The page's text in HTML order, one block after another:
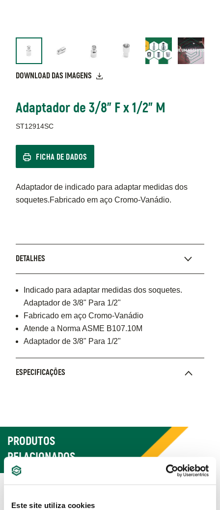
Este site utiliza cookies
DOWNLOAD DAS IMAGENS
Adaptador de 3/8" F x 1/2" M
ST12914SC
FICHA DE DADOS
Adaptador de indicado para adaptar medidas dos
soquetes.Fabricado em aço Cromo-Vanádio.
DETALHES
Indicado para adaptar medidas dos soquetes.
Adaptador de 3/8" Para 1/2"
Fabricado em aço Cromo-Vanádio
Atende a Norma ASME B107.10M
Adaptador de 3/8" Para 1/2"
ESPECIFICAÇÕES
PRODUTOS
RELACIONADOS